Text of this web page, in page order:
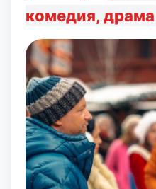
комедия, драма